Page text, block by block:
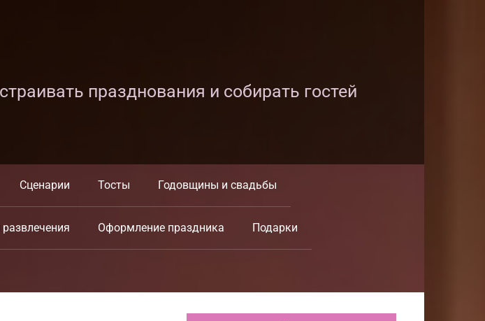
празднования и собирать гостей
Сценарии Тосты Годовщины и свадьбы
Оформление праздника Подарки